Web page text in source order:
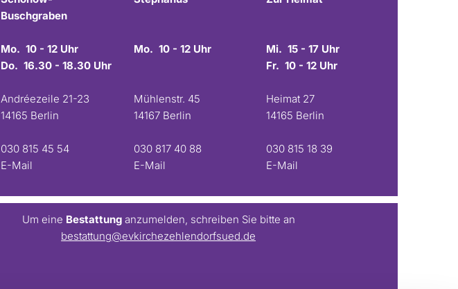
Buschgraben
Mo. 10 - 12 Uhr
Do. 16.30 - 18.30 Uhr
Andréezeile 21-23
14165 Berlin
030 815 45 54
E-Mail
Mo. 10 - 12 Uhr
Mühlenstr. 45
14167 Berlin
030 817 40 88
E-Mail
Mi. 15 - 17 Uhr
Fr. 10 - 12 Uhr
Heimat 27
14165 Berlin
030 815 18 39
E-Mail
Um eine Bestattunganzumelden, schreiben Sie bitte an
bestattung@evkirchezehlendorfsued.de